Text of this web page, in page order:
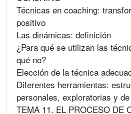
Técnicas en coaching:
positivo
Las dinámicas: definición
¿Para qué se utilizan las
qué no?
Elección de la técnica
Diferentes herramientas:
personales, exploratorias y
TEMA 11. EL PROCESO DE